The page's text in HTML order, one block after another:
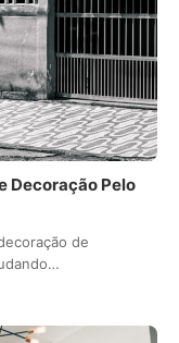
Decoração Pelo
de